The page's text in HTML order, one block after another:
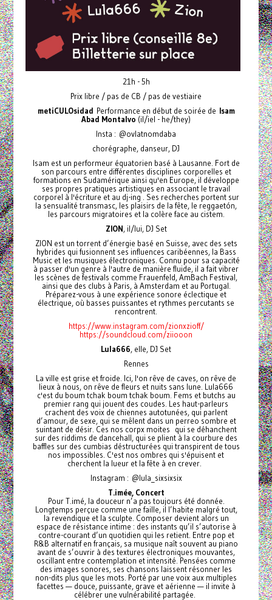
21h - 5h
Prix libre / pas de CB / pas de vestiaire
metiCULOsidad Performance en début de soirée de Isam
Abad Montalvo (il/iel - he/they)
Insta : @ovlatnomdaba
chorégraphe, danseur, DJ
Isam est un performeur équatorien basé à Lausanne. Fort de
son parcours entre différentes disciplines corporelles et
formations en Sudamérique ainsi qu'en Europe, il développe
ses propres pratiques artistiques en associant le travail
corporel à l'écriture et au dj-ing . Ses recherches portent sur
la sensualité transmasc, les plaisirs de la fête, le reggaetón,
les parcours migratoires et la colère face au cistem.
ZION, il/lui, DJ Set
ZION est un torrent d’énergie basé en Suisse, avec des sets
hybrides qui fusionnent ses influences caribéennes, la Bass
Music et les musiques électroniques. Connu pour sa capacité
à passer d'un genre à l'autre de manière fluide, il a fait vibrer
les scènes de festivals comme Frauenfeld, AmBach Festival,
ainsi que des clubs à Paris, à Amsterdam et au Portugal.
Préparez-vous à une expérience sonore éclectique et
électrique, où basses puissantes et rythmes percutants se
rencontrent.
https://www.instagram.com/zionxzioff/
https://soundcloud.com/ziiooon
Lula666, elle, DJ Set
Rennes
La ville est grise et froide. Ici, l'on rêve de caves, on rêve de
lieux à nous, on rêve de fleurs et nuits sans lune. Lula666
c'est du boum tchak boum tchak boum. Fems et butchs au
premier rang qui jouent des coudes. Les haut-parleurs
crachent des voix de chiennes autotunées, qui parlent
d’amour, de sexe, qui se mêlent dans un perreo sombre et
suintant de désir. Ces nos corpx moites qui se déhanchent
sur des riddims de dancehall, qui se plient à la courbure des
baffles sur des cumbias déstructurées qui transpirent de tous
nos impossibles. C'est nos ombres qui s'épuisent et
cherchent la lueur et la fête à en crever.
Instagram : @lula_sixsixsix
T.imée, Concert
Pour T.imé, la douceur n’a pas toujours été donnée.
Longtemps perçue comme une faille, il l’habite malgré tout,
la revendique et la sculpte. Composer devient alors un
espace de résistance intime : des instants qu’il s’autorise à
contre-courant d’un quotidien qui les retient. Entre pop et
R&B alternatif en français, sa musique naît souvent au piano
avant de s’ouvrir à des textures électroniques mouvantes,
oscillant entre contemplation et intensité. Pensées comme
des images sonores, ses chansons laissent résonner les
non-dits plus que les mots. Porté par une voix aux multiples
facettes — douce, puissante, grave et aérienne — il invite à
célébrer une vulnérabilité partagée.